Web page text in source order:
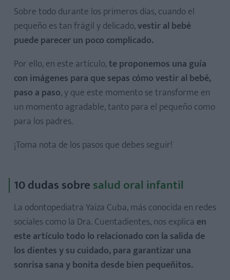
Sobre todo durante los primeros días, cuando el
pequeño es tan frágil y delicado,vestir al bebé
puede parecer un poco complicado.
Por ello, en este artículo,te proponemos una guía
con imágenes para que sepas cómo vestir al bebé,
paso a paso, y que este momento se transforme en
un momento agradable, tanto para el pequeño como
para los padres.
¡Toma nota de los pasos que debes seguir!
10 dudas sobresalud oral infantil
La odontopediatra Yaiza Cuba, más conocida en redes
sociales como la Dra. Cuentadientes, nos explica en
este artículo todo lo relacionado con la salida de
los dientes y su cuidado, para garantizar una
sonrisa sana y bonita desde bien pequeñitos.